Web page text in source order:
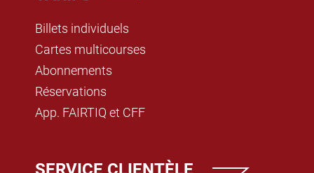
Billets individuels
Cartes multicourses
Abonnements
Réservations
App. FAIRTIQ et CFF